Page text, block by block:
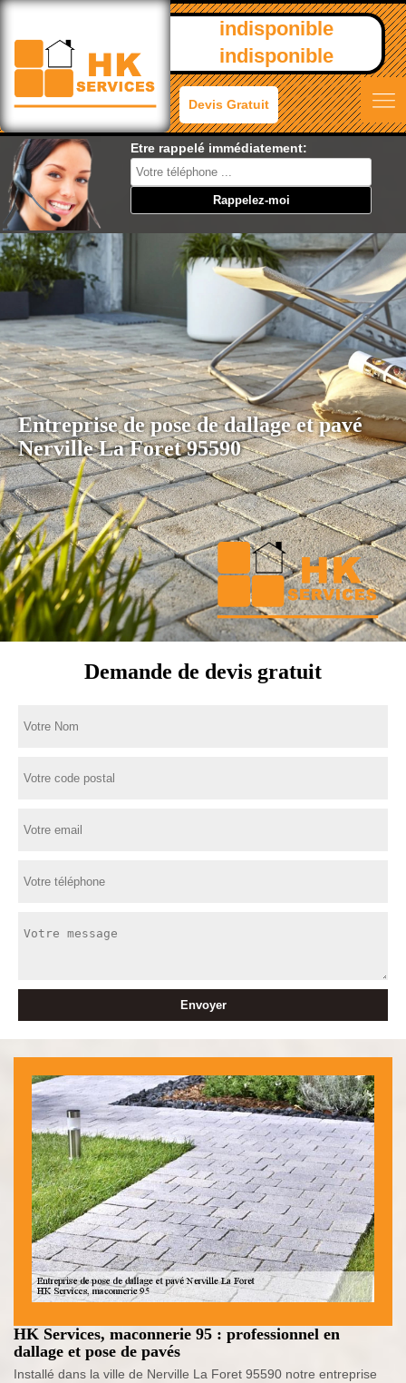
indisponible
indisponible
Devis Gratuit
Etre rappelé immédiatement:
Entreprise de pose de dallage et pavé
Nerville La Foret 95590
Demande de devis gratuit
HK Services, maconnerie 95 : professionnel en
dallage et pose de pavés
Installé dans la ville de Nerville La Foret 95590 notre entreprise